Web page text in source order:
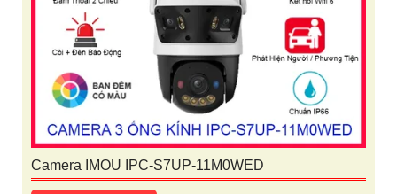
Camera IMOU IPC-S7UP-11M0WED